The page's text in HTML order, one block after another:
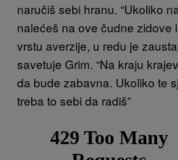
naručiš sebi hranu. “Ukoliko
nalećeš na ove čudne zidove
vrstu averzije, u redu je
savetuje Grim. “Na kraju
da bude zabavna. Ukoliko te
treba to sebi da radiš”